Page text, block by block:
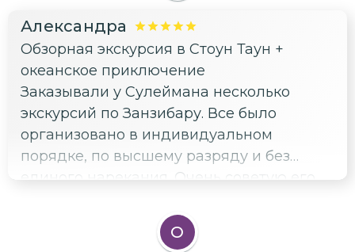
высшем уровне! С вниманием отнёсся ко
всем нашим просьбам. Ответил на все
наши вопросы. Также попросили
организовать поездку на материк. Все
было сделано! Сулейман, огромное Вам
спасибо!
Александра
Обзорная экскурсия в Стоун Таун +
океанское приключение
Заказывали у Сулеймана несколько
экскурсий по Занзибару. Все было
организовано в индивидуальном
порядке, по высшему разряду и без
единого нарекания. Очень советую его
комфортного отдыха на острове. Очень
воспитанный и вежливый молодой
О